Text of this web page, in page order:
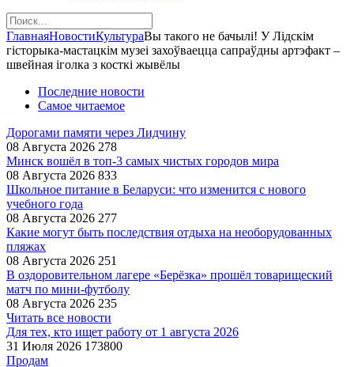
ГлавнаяНовостиКультураВы такого не бачылі! У Лідскім
гісторыка-мастацкім музеі захоўваецца сапраўдны артэфакт –
швейная іголка з косткі жывёлы
Последние новости
Самое читаемое
Дорогами памяти через Лидчину
08 Августа 2026 278
Минск вошёл в топ-3 самых чистых городов мира
08 Августа 2026 833
Школьное питание в Беларуси: что изменится с нового
учебного года
08 Августа 2026 277
Какие могут быть последствия отдыха на необорудованных
пляжах
08 Августа 2026 251
В оздоровительном лагере «Берёзка» прошёл товарищеский
матч по мини-футболу
08 Августа 2026 235
Читать все новости
Для тех, кто ищет работу от 1 августа 2026
31 Июля 2026 173800
Продам